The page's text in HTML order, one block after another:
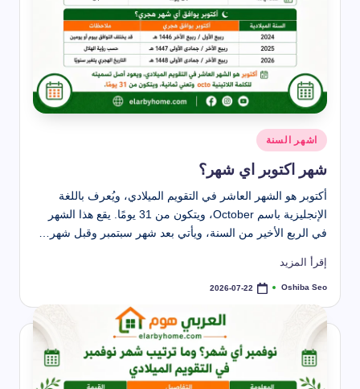
نُشر
في
اشهر السنة
شهر اكتوبر اي شهر؟
أكتوبر هو الشهر العاشر في التقويم الميلادي، ويُعرف باللغة
الإنجليزية باسم October، ويتكون من 31 يومًا. يقع هذا الشهر
في الربع الأخير من السنة، ويأتي بعد شهر سبتمبر وقبل شهر…
إقرأ المزيد
تمّ
بواسطة
Oshiba Seo
2026-07-22